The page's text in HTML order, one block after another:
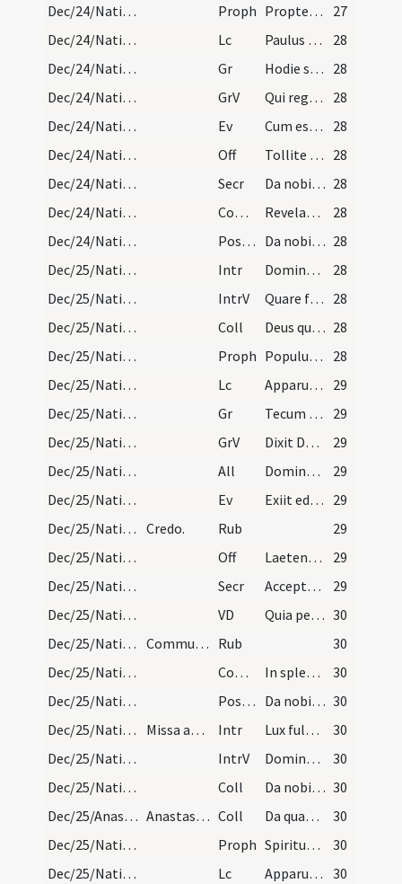
Dec/24/Nativitas (Vigilia)/M2/Mass Propers
Proph Propter Sion non tacebo et propter Ierusalem non quiescam (Is)
27
Dec/24/Nativitas (Vigilia)/M2/Mass Propers
Lc Paulus servus Iesu Christi vocatus apostolus (R)
28
Dec/24/Nativitas (Vigilia)/M2/Mass Propers
Gr Hodie scietis quia veniet Dominus 28
Dec/24/Nativitas (Vigilia)/M2/Mass Propers
GrV Qui regis Israel intende
28
Dec/24/Nativitas (Vigilia)/M2/Mass Propers
Ev Cum esset desponsata mater Iesu Maria Ioseph (Mt)
28
Dec/24/Nativitas (Vigilia)/M2/Mass Propers
Off Tollite portas principes vestras 28
Dec/24/Nativitas (Vigilia)/M2/Mass Propers
Secr Da nobis quaesumus omnipotens Deus ut sicut ad adoranda ... sempiterna gaudentes. 28
Dec/24/Nativitas (Vigilia)/M2/Mass Propers
Comm Revelabitur gloria Domini
28
Dec/24/Nativitas (Vigilia)/M2/Mass Propers
Postcomm Da nobis quaesumus Domine unigeniti Filii tui recensita Nativitate ... pascimur et potamur. 28
Dec/25/Nativitas/M1/Mass Propers
Intr Dominus dixit ad me
28
Dec/25/Nativitas/M1/Mass Propers
IntrV Quare fremuerunt gentes 28
Dec/25/Nativitas/M1/Mass Propers
Coll Deus qui hanc sacratissimam noctem veri luminis ... caelo perfruamur. 28
Dec/25/Nativitas/M1/Mass Propers
Proph Populus gentium qui ambulabat in tenebris (Is)
28
Dec/25/Nativitas/M1/Mass Propers
Lc Apparuit gratia Dei Salvatoris nostri omnibus hominibus (Tt)
29
Dec/25/Nativitas/M1/Mass Propers
Gr Tecum principium in die virtutis tuae
29
Dec/25/Nativitas/M1/Mass Propers
GrV Dixit Dominus Domino meo
29
Dec/25/Nativitas/M1/Mass Propers
All Dominus dixit ad me
29
Dec/25/Nativitas/M1/Mass Propers
Ev Exiit edictum a Caesare Augusto (L) 29
Dec/25/Nativitas/Mass Propers/1
Credo. Rub
29
Dec/25/Nativitas/M1/Mass Propers
Off Laetentur caeli et exsultet terra
29
Dec/25/Nativitas/M1/Mass Propers
Secr Accepta tibi sit Domine quaesumus hodiernae festivitatis oblatio ... nostra substantia.
29
Dec/25/Nativitas/M1/Mass Propers
VD Quia per incarnati verbi 30
Dec/25/Nativitas/Mass Propers/2
Communicantes Rub
30
Dec/25/Nativitas/M1/Mass Propers
Comm In splendoribus sanctorum
30
Dec/25/Nativitas/M1/Mass Propers
Postcomm Da nobis quaesumus Domine Deus noster ut qui nativitatem Domini nostri ... pertinere consortium. 30
Dec/25/Nativitas/M2/Mass Propers
Missa aurora. Intr Lux fulgebit hodie super nos
30
Dec/25/Nativitas/M2/Mass Propers
IntrV Dominus regnavit decorem
30
Dec/25/Nativitas/M2/Mass Propers
Coll Da nobis quaesumus omnipotens Deus ut qui nova tui incarnati Verbi ... fulget in mente. 30
Dec/25/Anastasia/M2/Mass Propers
Anastasiae. Coll Da quaesumus omnipotens Deus ut qui beatae Anastasiae martyris tuae ... patrocinia sentiamus.
30
Dec/25/Nativitas/M2/Mass Propers
Proph Spiritus Domini super me ... redempti a Domino Deo meo. (Is)
30
Dec/25/Nativitas/M2/Mass Propers
Lc Apparuit benignitas et humanitas Salvatoris nostri Dei (Tt)
30